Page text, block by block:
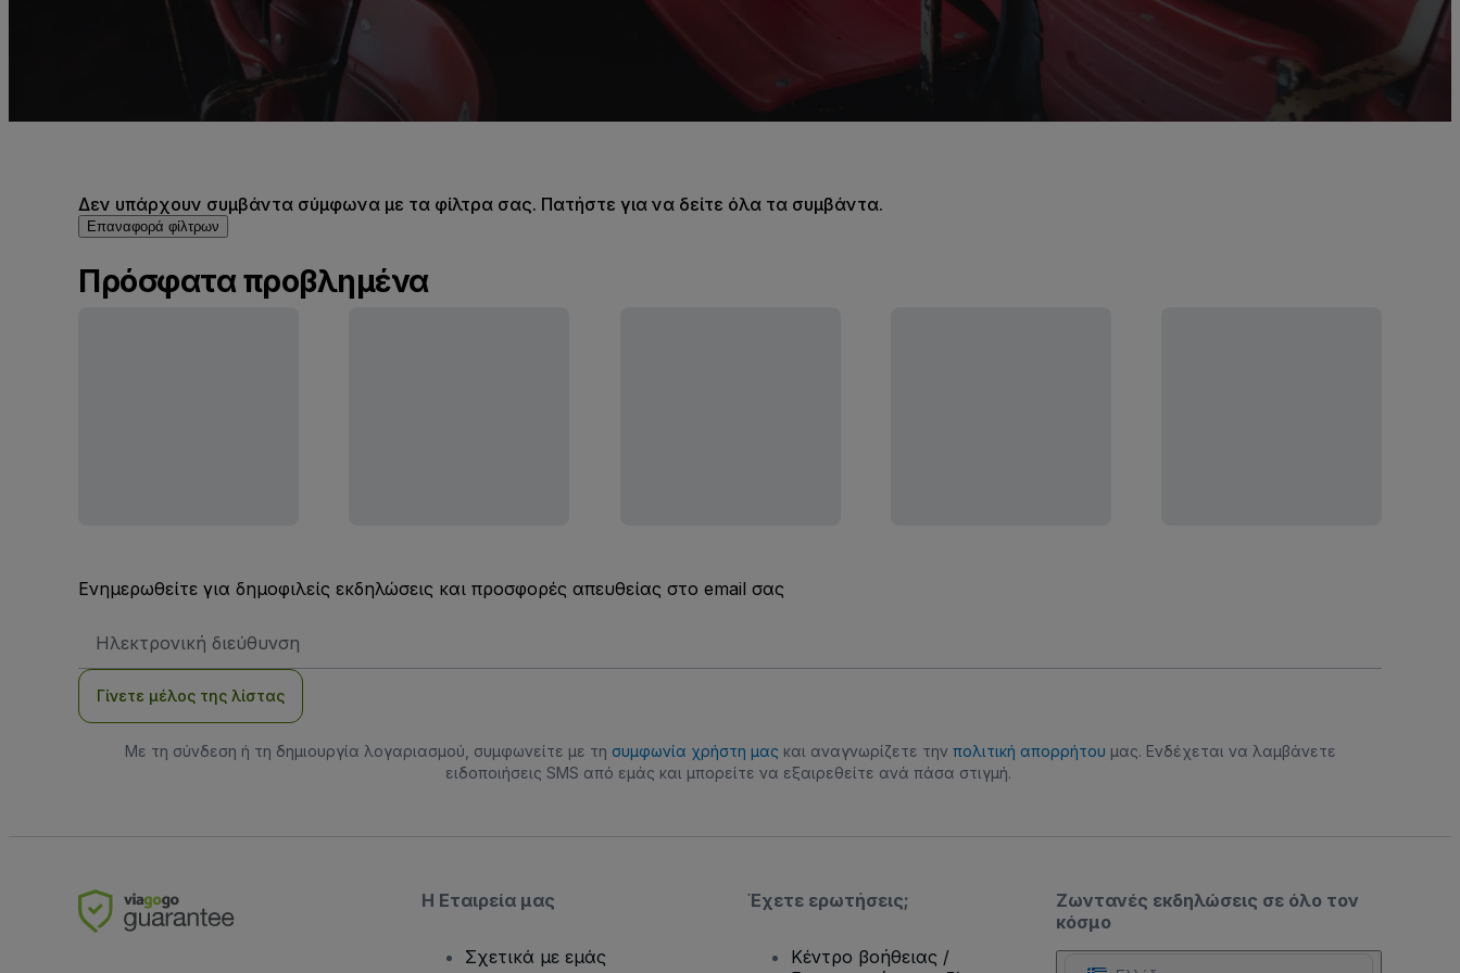
Δεν υπάρχουν συμβάντα σύμφωνα με τα φίλτρα σας. Πατήστε για να δείτε όλα τα συμβάντα.
Επαναφορά φίλτρων
Πρόσφατα προβλημένα
Ενημερωθείτε για δημοφιλείς εκδηλώσεις και προσφορές απευθείας στο email σας
Email
Γίνετε μέλος της λίστας
Με τη σύνδεση ή τη δημιουργία λογαριασμού, συμφωνείτε με τη συμφωνία χρήστη μας και αναγνωρίζετε την πολιτική απορρήτου μας. Ενδέχεται να λαμβάνετε
ειδοποιήσεις SMS από εμάς και μπορείτε να εξαιρεθείτε ανά πάσα στιγμή.
Ζωντανές εκδηλώσεις σε όλο τον
κόσμο
Η Εταιρεία μας
Σχετικά με εμάς
Έχετε ερωτήσεις;
Κέντρο βοήθειας /